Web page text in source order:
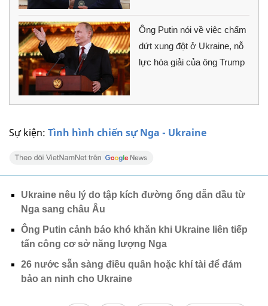
Sự kiện: Tình hình chiến sự Nga - Ukraine
Ông Putin nói về việc chấm
dứt xung đột ở Ukraine, nỗ
lực hòa giải của ông Trump
Ukraine nêu lý do tập kích đường ống dẫn dầu từ
Nga sang châu Âu
Ông Putin cảnh báo khó khăn khi Ukraine liên tiếp
tấn công cơ sở năng lượng Nga
26 nước sẵn sàng điều quân hoặc khí tài để đảm
bảo an ninh cho Ukraine